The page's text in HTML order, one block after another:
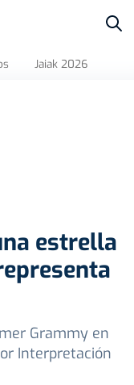
Jaiak 2026
estrella
Grammy en
Interpretación